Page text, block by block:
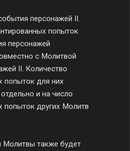
персонажей II.
попыток
персонажей
с Молитвой
II. Количество
попыток для них
и на число
попыток других Молитв
также будет